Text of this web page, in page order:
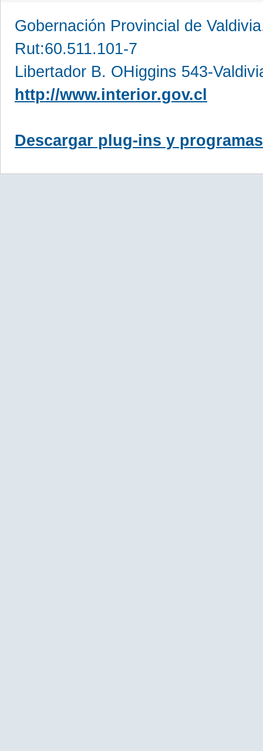
Gobernación Provincial de
Rut:60.511.101-7
Libertador B. OHiggins 543-
http://www.interior.gov.cl
Descargar plug-ins y